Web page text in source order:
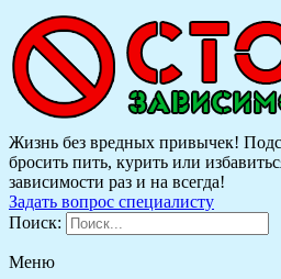
Жизнь без вредных привычек!
бросить пить, курить или
зависимости раз и на всегда!
Задать вопрос специалисту
Поиск:
Меню